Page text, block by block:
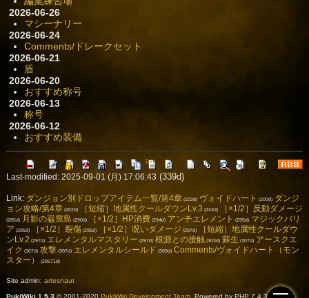
2026-06-26
マシーナリー
2026-06-24
Comments/ドレークセット
2026-06-21
盾
2026-06-20
おすすめ称号
2026-06-13
称号
2026-06-12
おすすめ装備
Last-modified: 2025-09-01 (月) 17:06:43 (339d)
Link: ダンジョン別ドロップアイテム一覧/第4章 (102d) ヴォイドハート (200d) ダンジ
ョン攻略/第4章 (202d) ［短縮］地属性クールダウンLv.3 (243d) ［×1/2］反動ダメージ
(285d) 月影の巌窟島 (290d) ［×1/2］HP消費(294d) アンチエレメント (295d) マジックバリ
ア (295d) ［×1/2］裂傷(295d) ［×1/2］呪いダメージ (297d)
［短縮］地属性クールダウ
ンLv.2 (297d) エレメンタルマスタリー (297d) 根源との接触 (303d) 蘇生 (307d) アースクエ
イク (307d) 攻撃 (307d) エレメンタルシールド (309d) Comments/ヴォイドハート（モン
スター）
(20671d)
Site admin: artesnaut
PukiWiki 1.5.3© 2001-2020 PukiWiki Development Team. Powered by PHP 7.4.33. HTML